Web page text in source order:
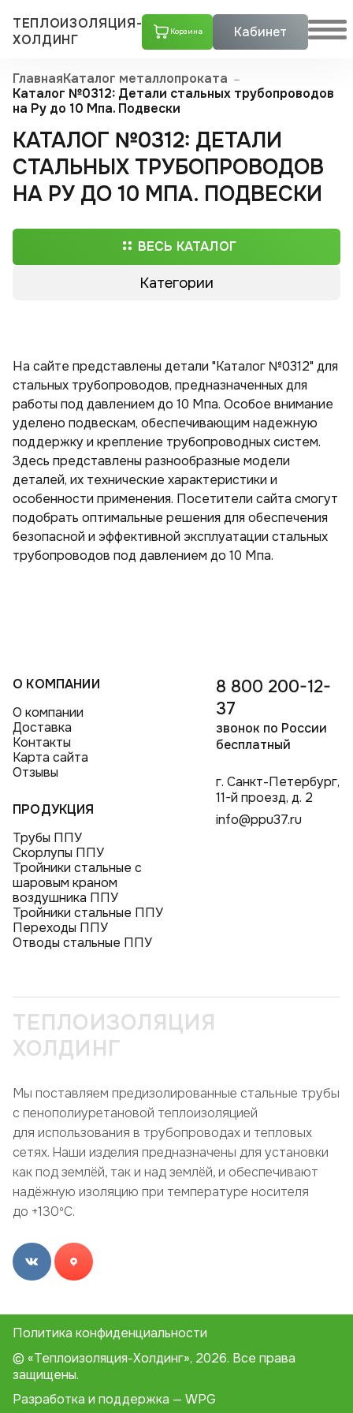
ТЕПЛОИЗОЛЯЦИЯ-
ХОЛДИНГ
Корзина Кабинет
ГлавнаяКаталог металлопроката
Каталог №0312: Детали стальных трубопроводов
на Ру до 10 Мпа. Подвески
КАТАЛОГ №0312: ДЕТАЛИ
СТАЛЬНЫХ ТРУБОПРОВОДОВ
НА РУ ДО 10 МПА. ПОДВЕСКИ
ВЕСЬ КАТАЛОГ
Категории
Тройники стальные с шаровым краном воздушника ППУ
Тройники стальные ППУ
Переходы ППУ
Отводы стальные ППУ
На сайте представлены детали "Каталог №0312" для
стальных трубопроводов, предназначенных для
работы под давлением до 10 Мпа. Особое внимание
уделено подвескам, обеспечивающим надежную
поддержку и крепление трубопроводных систем.
Здесь представлены разнообразные модели
деталей, их технические характеристики и
особенности применения. Посетители сайта смогут
подобрать оптимальные решения для обеспечения
безопасной и эффективной эксплуатации стальных
трубопроводов под давлением до 10 Мпа.
О КОМПАНИИ
О компании
Доставка
Контакты
Карта сайта
Отзывы
ПРОДУКЦИЯ
Трубы ППУ
Скорлупы ППУ
Тройники стальные с
шаровым краном
воздушника ППУ
Тройники стальные ППУ
Переходы ППУ
Отводы стальные ППУ
8 800 200-12-
37
звонок по России
бесплатный
г. Санкт-Петербург,
11-й проезд, д. 2
info@ppu37.ru
ТЕПЛОИЗОЛЯЦИЯ
ХОЛДИНГ
Мы поставляем предизолированные стальные трубы
с пенополиуретановой теплоизоляцией
для использования в трубопроводах и тепловых
сетях. Наши изделия предназначены для установки
как под землёй, так и над землёй, и обеспечивают
надёжную изоляцию при температуре носителя
до +130ºC.
Политика конфиденциальности
© «Теплоизоляция-Холдинг», 2026. Все права
защищены.
Разработка и поддержка — WPG